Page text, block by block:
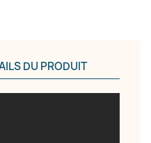
DU PRODUIT